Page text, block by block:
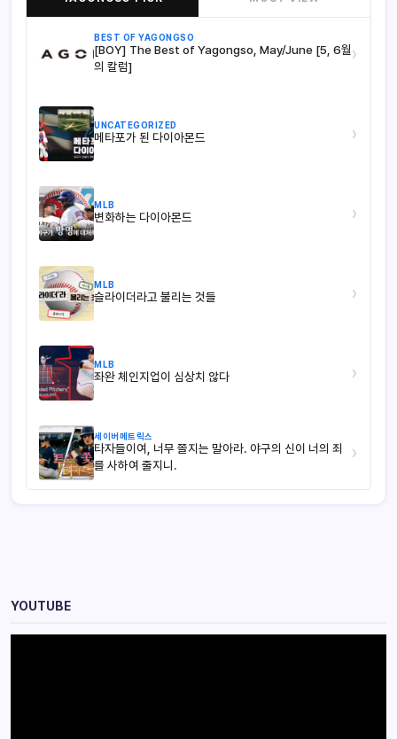
BEST OF YAGONGSO
[BOY] The Best of Yagongso, May/June [5, 6월
의 칼럼]
›
UNCATEGORIZED
메타포가 된 다이아몬드 ›
MLB
변화하는 다이아몬드 ›
MLB
슬라이더라고 불리는 것들 ›
MLB
좌완 체인지업이 심상치 않다 ›
세이버메트릭스
타자들이여, 너무 쫄지는 말아라. 야구의 신이 너의 죄
를 사하여 줄지니.
›
YOUTUBE